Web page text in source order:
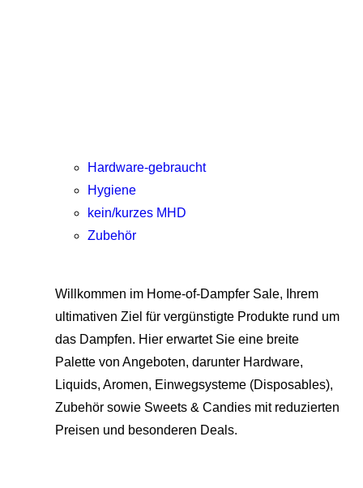
Hardware-gebraucht
Hygiene
kein/kurzes MHD
Zubehör
Willkommen im Home-of-Dampfer Sale, Ihrem
ultimativen Ziel für vergünstigte Produkte rund um
das Dampfen. Hier erwartet Sie eine breite
Palette von Angeboten, darunter Hardware,
Liquids, Aromen, Einwegsysteme (Disposables),
Zubehör sowie Sweets & Candies mit reduzierten
Preisen und besonderen Deals.